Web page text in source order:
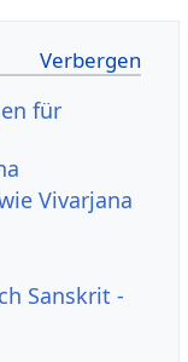
für
Vivarjana
Sanskrit -